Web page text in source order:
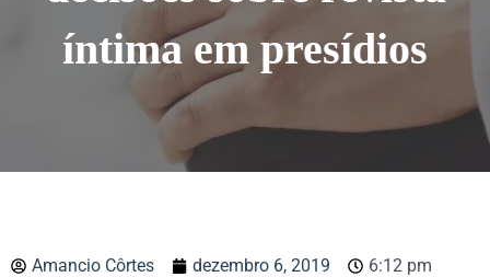
íntima em presídios
Amancio Côrtes dezembro 6, 2019
6:12 pm